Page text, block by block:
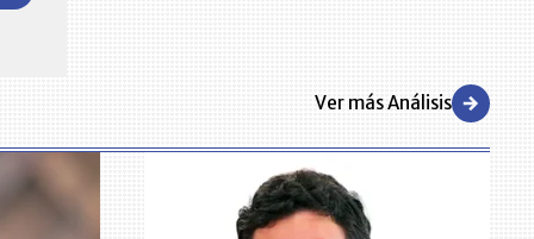
Ver más Análisis